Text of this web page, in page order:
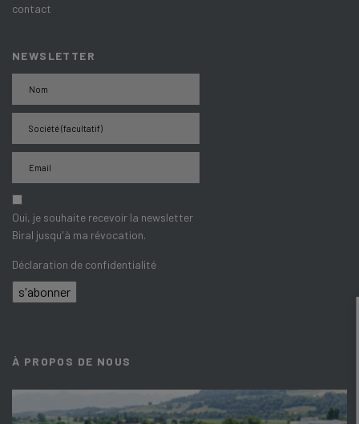
contact
NEWSLETTER
Oui, je souhaite recevoir la newsletter
Biral jusqu'à ma révocation.
Déclaration de confidentialité
s'abonner
À PROPOS DE NOUS